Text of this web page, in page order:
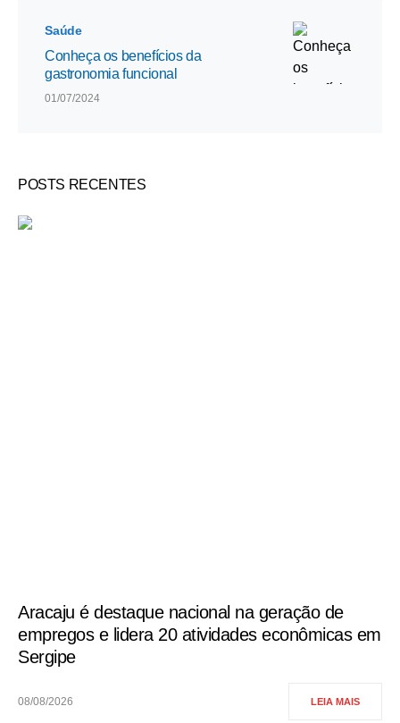
Saúde
Conheça os benefícios da
gastronomia funcional
01/07/2024
POSTS RECENTES
Aracaju é destaque nacional na geração de
empregos e lidera 20 atividades econômicas em
Sergipe
08/08/2026 LEIA MAIS